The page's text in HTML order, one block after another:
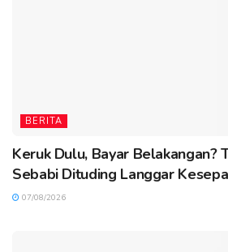
BERITA
Keruk Dulu, Bayar Belakangan?
Sebabi Dituding Langgar
07/08/2026